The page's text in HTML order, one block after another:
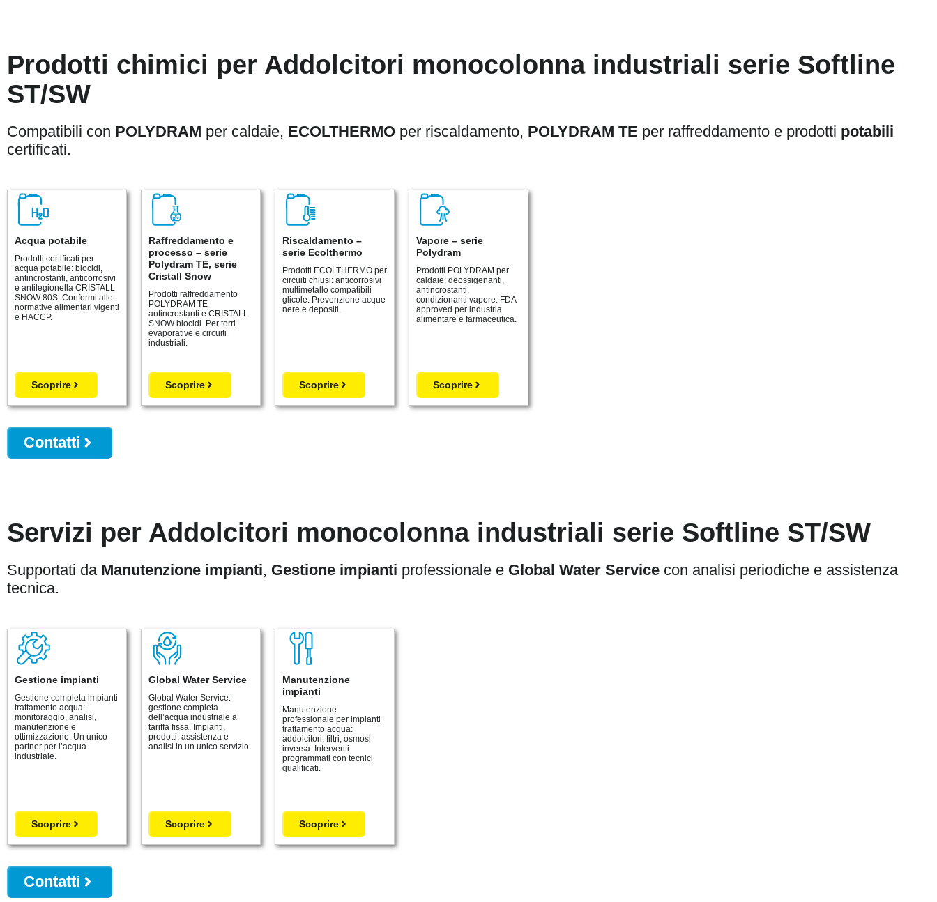
Prodotti chimici per Addolcitori monocolonna industriali serie Softline
ST/SW
Compatibili con POLYDRAM per caldaie, ECOLTHERMO per riscaldamento, POLYDRAM TE per raffreddamento e prodotti potabili
certificati.
Acqua potabile
Prodotti certificati per
acqua potabile: biocidi,
antincrostanti, anticorrosivi
e antilegionella CRISTALL
SNOW 80S. Conformi alle
normative alimentari vigenti
e HACCP.
Scoprire
Raffreddamento e
processo – serie
Polydram TE, serie
Cristall Snow
Prodotti raffreddamento
POLYDRAM TE
antincrostanti e CRISTALL
SNOW biocidi. Per torri
evaporative e circuiti
industriali.
Scoprire
Riscaldamento –
serie Ecolthermo
Prodotti ECOLTHERMO per
circuiti chiusi: anticorrosivi
multimetallo compatibili
glicole. Prevenzione acque
nere e depositi.
Scoprire
Vapore – serie
Polydram
Prodotti POLYDRAM per
caldaie: deossigenanti,
antincrostanti,
condizionanti vapore. FDA
approved per industria
alimentare e farmaceutica.
Scoprire
Contatti
Servizi per Addolcitori monocolonna industriali serie Softline ST/SW
Supportati da Manutenzione impianti, Gestione impianti professionale e Global Water Service con analisi periodiche e assistenza
tecnica.
Gestione impianti
Gestione completa impianti
trattamento acqua:
monitoraggio, analisi,
manutenzione e
ottimizzazione. Un unico
partner per l’acqua
industriale.
Scoprire
Global Water Service
Global Water Service:
gestione completa
dell’acqua industriale a
tariffa fissa. Impianti,
prodotti, assistenza e
analisi in un unico servizio.
Scoprire
Manutenzione
impianti
Manutenzione
professionale per impianti
trattamento acqua:
addolcitori, filtri, osmosi
inversa. Interventi
programmati con tecnici
qualificati.
Scoprire
Contatti